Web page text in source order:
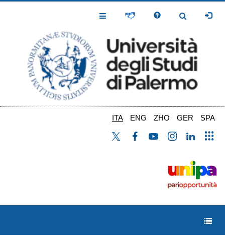
Toggle
Toggle
ITA ENG ZHO GER SPA